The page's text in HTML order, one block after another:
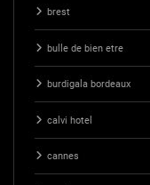
brest
bulle de bien etre
burdigala bordeaux
calvi hotel
cannes